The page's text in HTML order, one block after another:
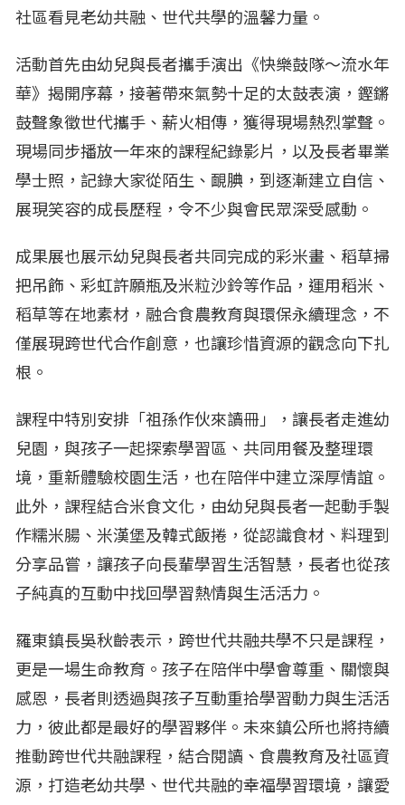
社區看見老幼共融、世代共學的溫馨力量。
活動首先由幼兒與長者攜手演出《快樂鼓隊～流水年
華》揭開序幕，接著帶來氣勢十足的太鼓表演，鏗鏘
鼓聲象徵世代攜手、薪火相傳，獲得現場熱烈掌聲。
現場同步播放一年來的課程紀錄影片，以及長者畢業
學士照，記錄大家從陌生、靦腆，到逐漸建立自信、
展現笑容的成長歷程，令不少與會民眾深受感動。
成果展也展示幼兒與長者共同完成的彩米畫、稻草掃
把吊飾、彩虹許願瓶及米粒沙鈴等作品，運用稻米、
稻草等在地素材，融合食農教育與環保永續理念，不
僅展現跨世代合作創意，也讓珍惜資源的觀念向下扎
根。
課程中特別安排「祖孫作伙來讀冊」，讓長者走進幼
兒園，與孩子一起探索學習區、共同用餐及整理環
境，重新體驗校園生活，也在陪伴中建立深厚情誼。
此外，課程結合米食文化，由幼兒與長者一起動手製
作糯米腸、米漢堡及韓式飯捲，從認識食材、料理到
分享品嘗，讓孩子向長輩學習生活智慧，長者也從孩
子純真的互動中找回學習熱情與生活活力。
羅東鎮長吳秋齡表示，跨世代共融共學不只是課程，
更是一場生命教育。孩子在陪伴中學會尊重、關懷與
感恩，長者則透過與孩子互動重拾學習動力與生活活
力，彼此都是最好的學習夥伴。未來鎮公所也將持續
推動跨世代共融課程，結合閱讀、食農教育及社區資
源，打造老幼共學、世代共融的幸福學習環境，讓愛